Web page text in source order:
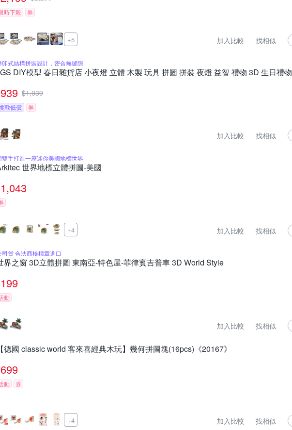
時下殺 券
+5 加入比較 找相似
卯式結構拼裝設計，密合無縫隙
DIY模型 春日雜貨店 小夜燈 立體 木製 玩具 拼圖 拼裝 夜燈 益智 禮物 3D 生日禮物
939 $1,039
戰低價 券
加入比較 找相似
雙手打造一座迷你美國地標世界
世界地標立體拼圖-美國
1,043
+4 加入比較 找相似
司貨 合法商檢標章進口
界之窗 3D立體拼圖 東南亞-特色屋-菲律賓吉普車 3D World Style
199
動
加入比較 找相似
德國 classic world 客來喜經典木玩】幾何拼圖塊(16pcs)《20167》
699
動 券
+4 加入比較 找相似